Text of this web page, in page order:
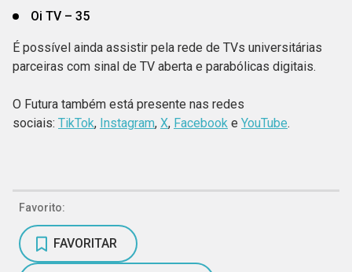
Oi TV – 35
É possível ainda assistir pela rede de TVs universitárias
parceiras com sinal de TV aberta e parabólicas digitais.
O Futura também está presente nas redes
sociais: TikTok, Instagram, X, Facebook e YouTube.
Favorito:
FAVORITAR